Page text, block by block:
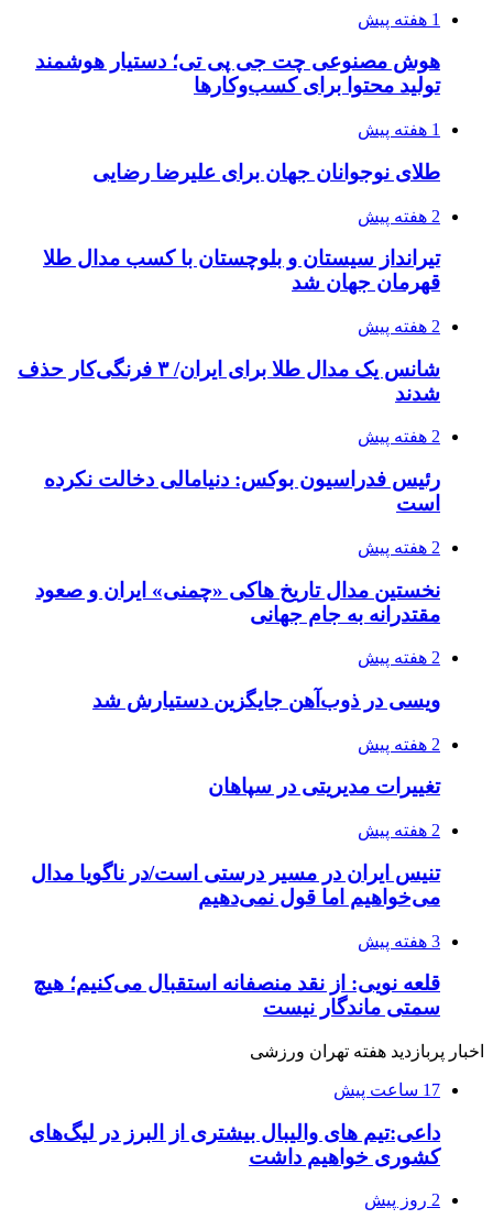
1 هفته پیش
هوش مصنوعی چت جی پی تی؛ دستیار هوشمند
تولید محتوا برای کسب‌وکارها
1 هفته پیش
طلای نوجوانان جهان برای علیرضا رضایی
2 هفته پیش
تیرانداز سیستان و بلوچستان با کسب مدال طلا
قهرمان جهان شد
2 هفته پیش
شانس یک مدال طلا برای ایران/ ۳ فرنگی‌کار حذف
شدند
2 هفته پیش
رئیس فدراسیون بوکس: دنیامالی دخالت نکرده
است
2 هفته پیش
نخستین مدال تاریخ هاکی «چمنی» ایران و صعود
مقتدرانه به جام جهانی
2 هفته پیش
ویسی در ذوب‌آهن جایگزین دستیارش شد
2 هفته پیش
تغییرات مدیریتی در سپاهان
2 هفته پیش
تنیس ایران در مسیر درستی است/در ناگویا مدال
می‌خواهیم اما قول نمی‌دهیم
3 هفته پیش
قلعه نویی: از نقد منصفانه استقبال می‌کنیم؛ هیچ
سمتی ماندگار نیست
اخبار پربازدید هفته تهران ورزشی
17 ساعت پیش
داعی:تیم های والیبال بیشتری از البرز در لیگ‌های
کشوری خواهیم داشت
2 روز پیش